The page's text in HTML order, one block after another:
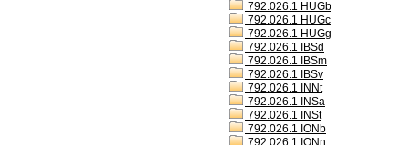
792.026.1 HUGb
792.026.1 HUGc
792.026.1 HUGg
792.026.1 IBSd
792.026.1 IBSm
792.026.1 IBSv
792.026.1 INNt
792.026.1 INSa
792.026.1 INSt
792.026.1 IONb
792.026.1 IONn